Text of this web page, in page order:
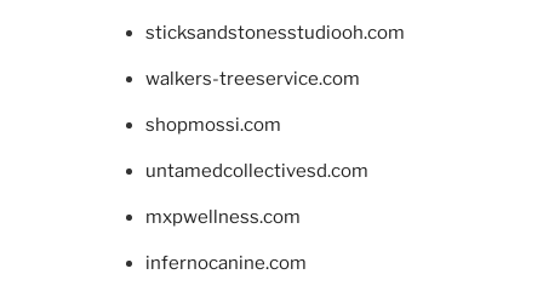
sticksandstonesstudiooh.com
walkers-treeservice.com
shopmossi.com
untamedcollectivesd.com
mxpwellness.com
infernocanine.com